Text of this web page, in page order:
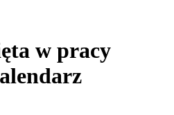
w pracy